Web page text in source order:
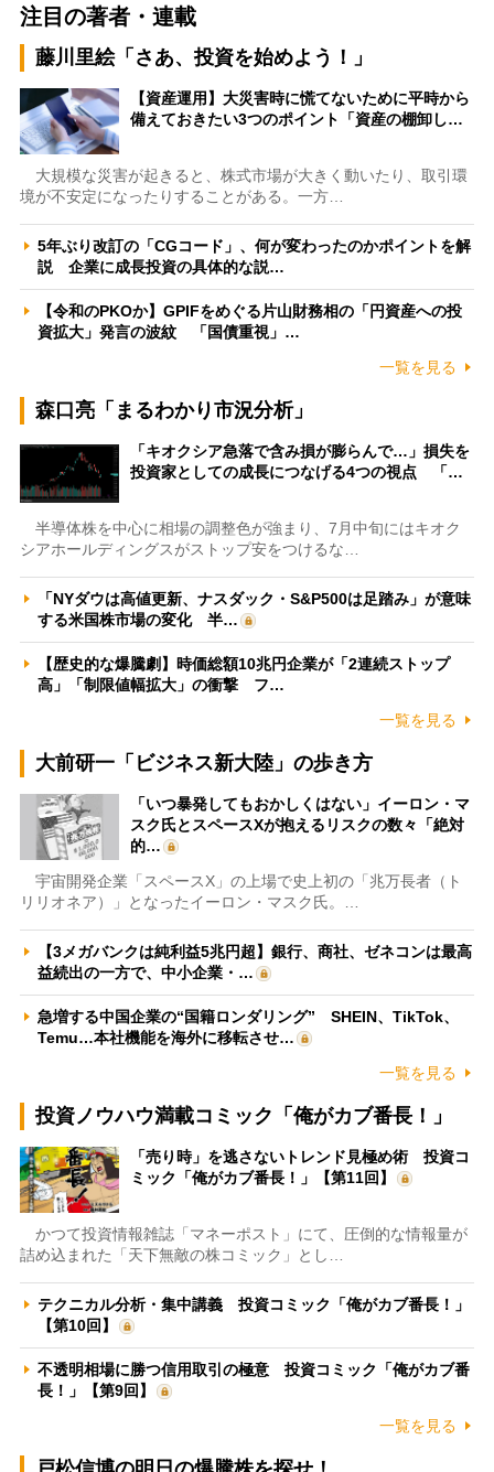
注目の著者・連載
藤川里絵「さあ、投資を始めよう！」
【資産運用】大災害時に慌てないために平時から
備えておきたい3つのポイント「資産の棚卸し…
大規模な災害が起きると、株式市場が大きく動いたり、取引環
境が不安定になったりすることがある。一方…
5年ぶり改訂の「CGコード」、何が変わったのかポイントを解
説 企業に成長投資の具体的な説…
【令和のPKOか】GPIFをめぐる片山財務相の「円資産への投
資拡大」発言の波紋 「国債重視」…
一覧を見る
森口亮「まるわかり市況分析」
「キオクシア急落で含み損が膨らんで…」損失を
投資家としての成長につなげる4つの視点 「…
半導体株を中心に相場の調整色が強まり、7月中旬にはキオク
シアホールディングスがストップ安をつけるな…
「NYダウは高値更新、ナスダック・S&P500は足踏み」が意味
する米国株市場の変化 半…
【歴史的な爆騰劇】時価総額10兆円企業が「2連続ストップ
高」「制限値幅拡大」の衝撃 フ…
一覧を見る
大前研一「ビジネス新大陸」の歩き方
「いつ暴発してもおかしくはない」イーロン・マ
スク氏とスペースXが抱えるリスクの数々「絶対
的…
宇宙開発企業「スペースX」の上場で史上初の「兆万長者（ト
リリオネア）」となったイーロン・マスク氏。…
【3メガバンクは純利益5兆円超】銀行、商社、ゼネコンは最高
益続出の一方で、中小企業・…
急増する中国企業の“国籍ロンダリング” SHEIN、TikTok、
Temu…本社機能を海外に移転させ…
一覧を見る
投資ノウハウ満載コミック「俺がカブ番長！」
「売り時」を逃さないトレンド見極め術 投資コ
ミック「俺がカブ番長！」【第11回】
かつて投資情報雑誌「マネーポスト」にて、圧倒的な情報量が
詰め込まれた「天下無敵の株コミック」とし…
テクニカル分析・集中講義 投資コミック「俺がカブ番長！」
【第10回】
不透明相場に勝つ信用取引の極意 投資コミック「俺がカブ番
長！」【第9回】
一覧を見る